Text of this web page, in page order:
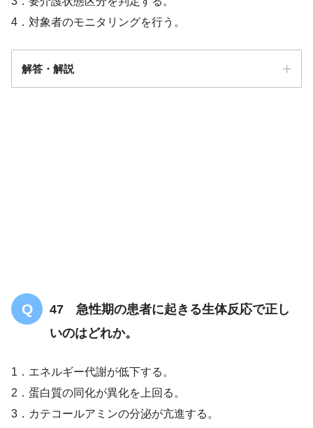
4．対象者のモニタリングを行う。
解答・解説
47 急性期の患者に起きる生体反応で正し
いのはどれか。
1．エネルギー代謝が低下する。
2．蛋白質の同化が異化を上回る。
3．カテコールアミンの分泌が亢進する。